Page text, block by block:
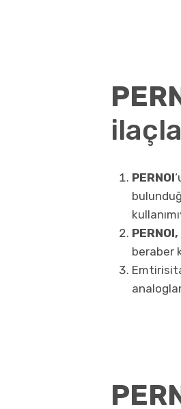
PERNOI
PERNOI,
beraber